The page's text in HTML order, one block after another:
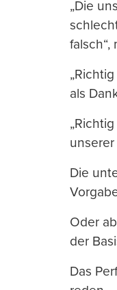
„Die
falsch“,
als
Die
Oder
der
Das